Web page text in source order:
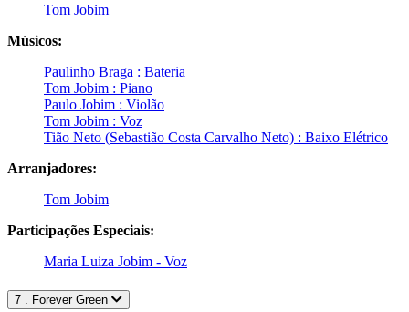
Tom Jobim
Músicos:
Paulinho Braga : Bateria
Tom Jobim : Piano
Paulo Jobim : Violão
Tom Jobim : Voz
Tião Neto (Sebastião Costa Carvalho Neto) : Baixo Elétrico
Arranjadores:
Tom Jobim
Participações Especiais:
Maria Luiza Jobim - Voz
7 . Forever Green